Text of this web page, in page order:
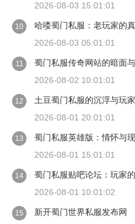
2026-08-03 15:01:01
10
哈喽蜀门私服：老玩家的
2026-08-03 05:01:01
11
蜀门私服传奇网站的暗面
2026-08-02 10:01:01
12
土豆蜀门私服的沉浮与玩
2026-08-01 20:01:01
13
蜀门私服英雄版：情怀与
2026-08-01 15:01:01
14
蜀门私服贴吧论坛：玩家
2026-08-01 10:01:02
15 新开蜀门世界私服发布网